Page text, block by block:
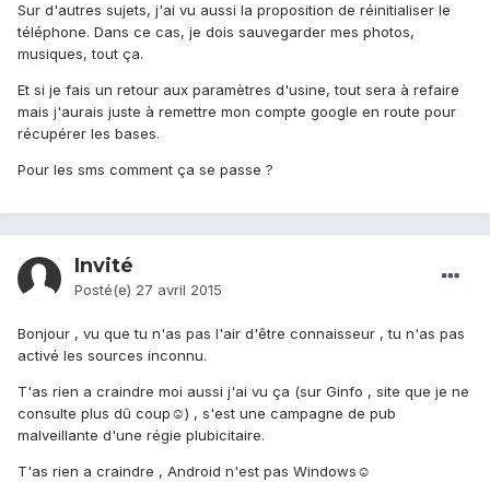
Sur d'autres sujets, j'ai vu aussi la proposition de réinitialiser le
téléphone. Dans ce cas, je dois sauvegarder mes photos,
musiques, tout ça.
Et si je fais un retour aux paramètres d'usine, tout sera à refaire
mais j'aurais juste à remettre mon compte google en route pour
récupérer les bases.
Pour les sms comment ça se passe ?
Invité
Posté(e) 27 avril 2015
Bonjour , vu que tu n'as pas l'air d'être connaisseur , tu n'as pas
activé les sources inconnu.
T'as rien a craindre moi aussi j'ai vu ça (sur Ginfo , site que je ne
consulte plus dû coup☺) , s'est une campagne de pub
malveillante d'une régie plubicitaire.
T'as rien a craindre , Android n'est pas Windows☺